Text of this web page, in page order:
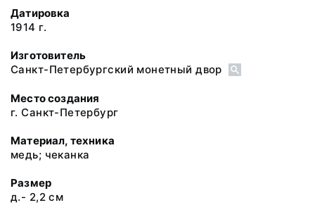
Датировка
1914 г.
Изготовитель
Санкт-Петербургский монетный двор
Место создания
г. Санкт-Петербург
Материал, техника
медь; чеканка
Размер
д.- 2,2 см